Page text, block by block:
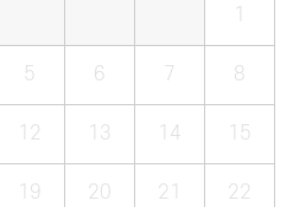
1
5 6 7 8
12 13 14 15
19 20 21 22